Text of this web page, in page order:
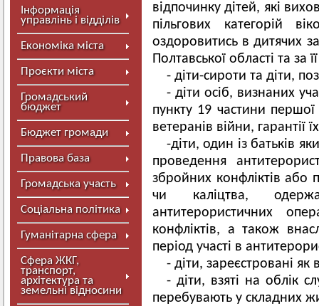
Інформація
управлінь і відділів
Економіка міста
Проєкти міста
Громадський
бюджет
Бюджет громади
Правова база
Громадська участь
Соціальна політика
Гуманітарна сфера
Сфера ЖКГ,
транспорт,
архітектура та
земельні відносини
відпочинку дітей, які
пільгових категорій
оздоровитись в дитячих
Полтавської області та за
- діти-сироти та діти,
- діти осіб, визнаних
пункту 19 частини першої
ветеранів війни, гарантії
-діти, один із батьків
проведення
збройних конфліктів або
чи каліцтва,
антитерористичних
конфліктів, а також
період участі в
- діти, зареєстровані
- діти, взяті на облік
перебувають у складних